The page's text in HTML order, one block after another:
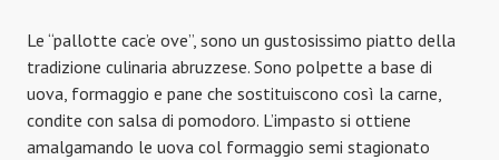
Le “pallotte cac’e ove”, sono un gustosissimo piatto della
tradizione culinaria abruzzese. Sono polpette a base di
uova, formaggio e pane che sostituiscono così la carne,
condite con salsa di pomodoro. L’impasto si ottiene
amalgamando le uova col formaggio semi stagionato